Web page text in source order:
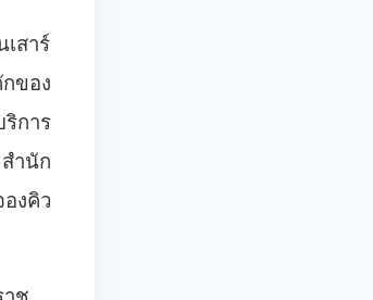
สาร์
ของ
ริการ
ำนัก
งคิว